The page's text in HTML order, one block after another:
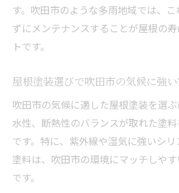
す。吹田市のような多雨地域では、
ずにメンテナンスすることが屋根の
トです。
屋根塗装選びで吹田市の気候に強い
吹田市の気候に適した屋根塗装を選
水性、断熱性のバランスが取れた塗
です。特に、紫外線や湿気に強いシ
塗料は、吹田市の環境にマッチしや
です。